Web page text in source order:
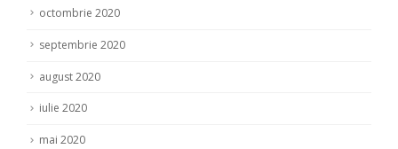
octombrie 2020
septembrie 2020
august 2020
iulie 2020
mai 2020